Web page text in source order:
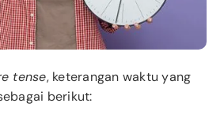
tense, keterangan waktu yang
berikut: